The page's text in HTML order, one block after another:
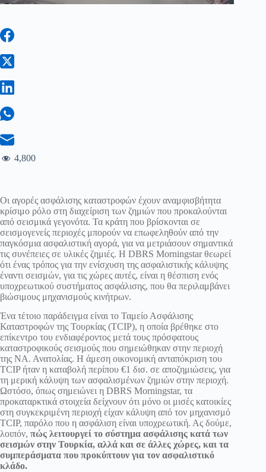
4,800
Οι αγορές ασφάλισης καταστροφών έχουν αναμφισβήτητα
κρίσιμο ρόλο στη διαχείριση των ζημιών που προκαλούνται
από σεισμικά γεγονότα. Τα κράτη που βρίσκονται σε
σεισμογενείς περιοχές μπορούν να επωφεληθούν από την
παγκόσμια ασφαλιστική αγορά, για να μετριάσουν σημαντικά
τις συνέπειες σε υλικές ζημιές. Η DBRS Morningstar θεωρεί
ότι ένας τρόπος για την ενίσχυση της ασφαλιστικής κάλυψης
έναντι σεισμών, για τις χώρες αυτές, είναι η θέσπιση ενός
υποχρεωτικού συστήματος ασφάλισης, που θα περιλαμβάνει
βιώσιμους μηχανισμούς κινήτρων.
Ένα τέτοιο παράδειγμα είναι το Ταμείο Ασφάλισης
Καταστροφών της Τουρκίας (TCIP), η οποία βρέθηκε στο
επίκεντρο του ενδιαφέροντος μετά τους πρόσφατους
καταστροφικούς σεισμούς που σημειώθηκαν στην περιοχή
της ΝΑ. Ανατολίας. Η άμεση οικονομική ανταπόκριση του
TCIP ήταν η καταβολή περίπου €1 δισ. σε αποζημιώσεις, για
τη μερική κάλυψη των ασφαλισμένων ζημιών στην περιοχή.
Ωστόσο, όπως σημειώνει η DBRS Morningstar, τα
προκαταρκτικά στοιχεία δείχνουν ότι μόνο οι μισές κατοικίες
στη συγκεκριμένη περιοχή είχαν κάλυψη από τον μηχανισμό
TCIP, παρόλο που η ασφάλιση είναι υποχρεωτική. Ας δούμε,
λοιπόν, πώς λειτουργεί το σύστημα ασφάλισης κατά των
σεισμών στην Τουρκία, αλλά και σε άλλες χώρες, και τα
συμπεράσματα που προκύπτουν για τον ασφαλιστικό
κλάδο.